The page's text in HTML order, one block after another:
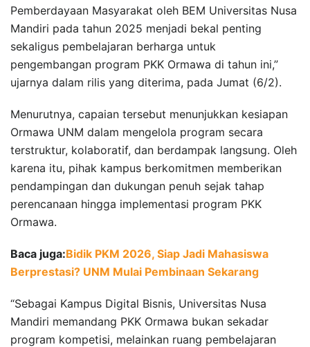
Pemberdayaan Masyarakat oleh BEM Universitas Nusa
Mandiri pada tahun 2025 menjadi bekal penting
sekaligus pembelajaran berharga untuk
pengembangan program PKK Ormawa di tahun ini,”
ujarnya dalam rilis yang diterima, pada Jumat (6/2).
Menurutnya, capaian tersebut menunjukkan kesiapan
Ormawa UNM dalam mengelola program secara
terstruktur, kolaboratif, dan berdampak langsung. Oleh
karena itu, pihak kampus berkomitmen memberikan
pendampingan dan dukungan penuh sejak tahap
perencanaan hingga implementasi program PKK
Ormawa.
Baca juga:Bidik PKM 2026, Siap Jadi Mahasiswa
Berprestasi? UNM Mulai Pembinaan Sekarang
“Sebagai Kampus Digital Bisnis, Universitas Nusa
Mandiri memandang PKK Ormawa bukan sekadar
program kompetisi, melainkan ruang pembelajaran